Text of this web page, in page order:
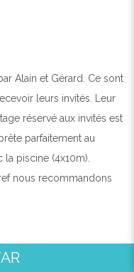
Alain et Gérard. Ce sont
leurs invités. Leur
réservé aux invités est
parfaitement au
piscine (4x10m).
nous recommandons
deux garçons sympa, et